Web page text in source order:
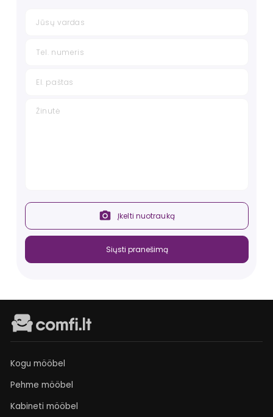
Individualaus užsakymo:
Kaina - prekės kaina padidėja, priklausomai nuo
Galimi audinių pasirinkimai - audinių palečių
Įkelti nuotrauką
Siųsti pranešimą
Kogu mööbel
Pehme mööbel
Kabineti mööbel